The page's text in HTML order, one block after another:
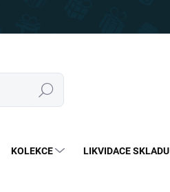
Hledat
KOLEKCE LIKVIDACE SKLADU